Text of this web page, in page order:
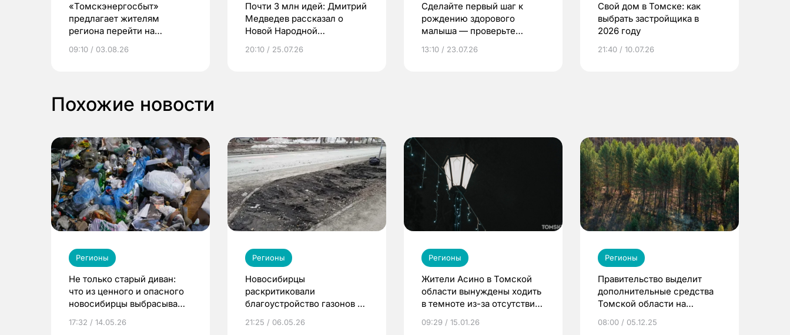
«Томскэнергосбыт»
предлагает жителям
региона перейти на
выиграть призы
09:10 / 03.08.26
Почти 3 млн идей: Дмитрий
Медведев рассказал о
Новой Народной
20:10 / 25.07.26
Сделайте первый шаг к
рождению здорового
малыша — проверьте
по ОМС!
13:10 / 23.07.26
Свой дом в Томске: как
выбрать застройщика в
2026 году
21:40 / 10.07.26
Похожие новости
Регионы
Не только старый диван:
что из ценного и опасного
новосибирцы выбрасывают
17:32 / 14.05.26
Регионы
Новосибирцы
раскритиковали
благоустройство газонов в
21:25 / 06.05.26
Регионы
Жители Асино в Томской
области вынуждены ходить
в темноте из-за отсутствия
09:29 / 15.01.26
Регионы
Правительство выделит
дополнительные средства
Томской области на
пожаров
08:00 / 05.12.25